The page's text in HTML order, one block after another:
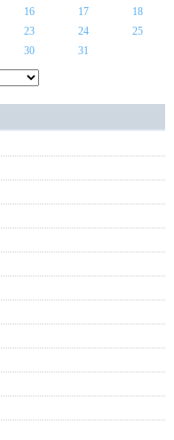
16 17
18
23 24
25
30 31